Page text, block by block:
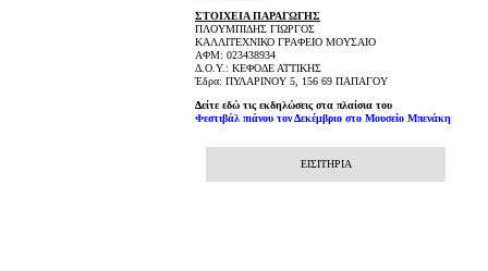
ΣΤΟΙΧΕΙΑ ΠΑΡΑΓΩΓΗΣ
ΠΛΟΥΜΠΙΔΗΣ ΓΙΩΡΓΟΣ
ΚΑΛΛΙΤΕΧΝΙΚΟ ΓΡΑΦΕΙΟ ΜΟΥΣΑΙΟ
ΑΦΜ: 023438934
Δ.Ο.Υ.: ΚΕΦΟΔΕ ΑΤΤΙΚΗΣ
Έδρα: ΠΥΛΑΡΙΝΟΥ 5, 156 69 ΠΑΠΑΓΟΥ
Δείτε εδώ τις εκδηλώσεις στα πλαίσια του
Φεστιβάλ πιάνου τον Δεκέμβριο στο Μουσείο Μπενάκη
ΕΙΣΙΤΗΡΙΑ